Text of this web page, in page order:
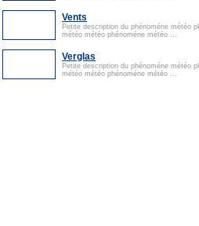
Vents
Petite description du phénoméne météo
météo météo phénoméne météo ...
Verglas
Petite description du phénoméne météo
météo météo phénoméne météo ...